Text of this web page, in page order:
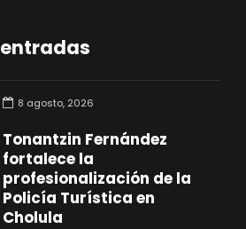
8 agosto, 2026
Tonantzin Fernández
fortalece la
profesionalización de la
Policía Turística en
Cholula